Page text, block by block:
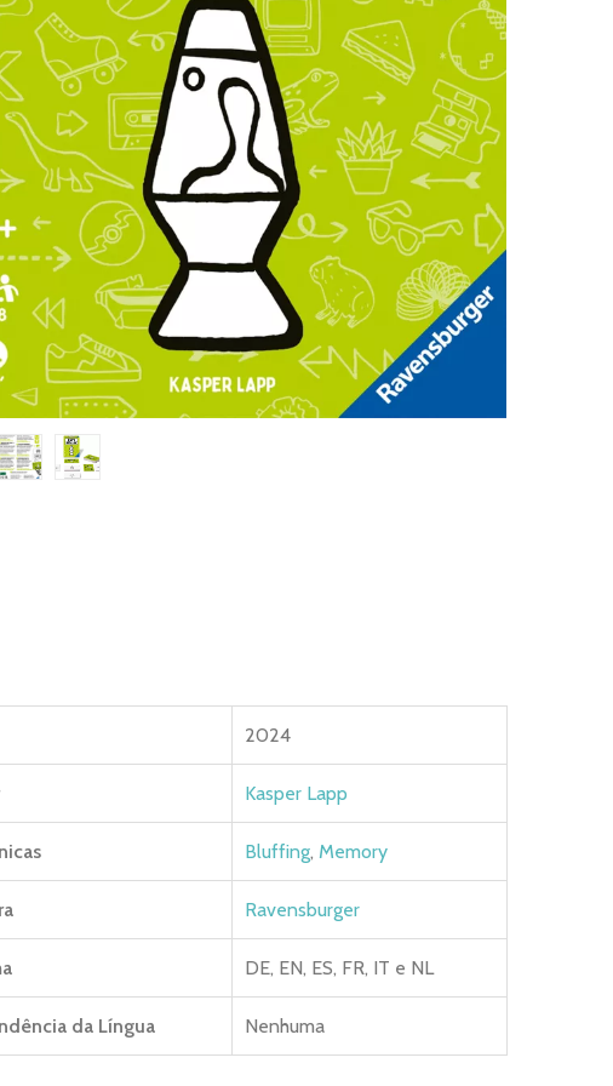
TEMÁTICOS
2024
Kasper Lapp
Bluffing, Memory
Ravensburger
DE, EN, ES, FR, IT e NL
da Língua Nenhuma